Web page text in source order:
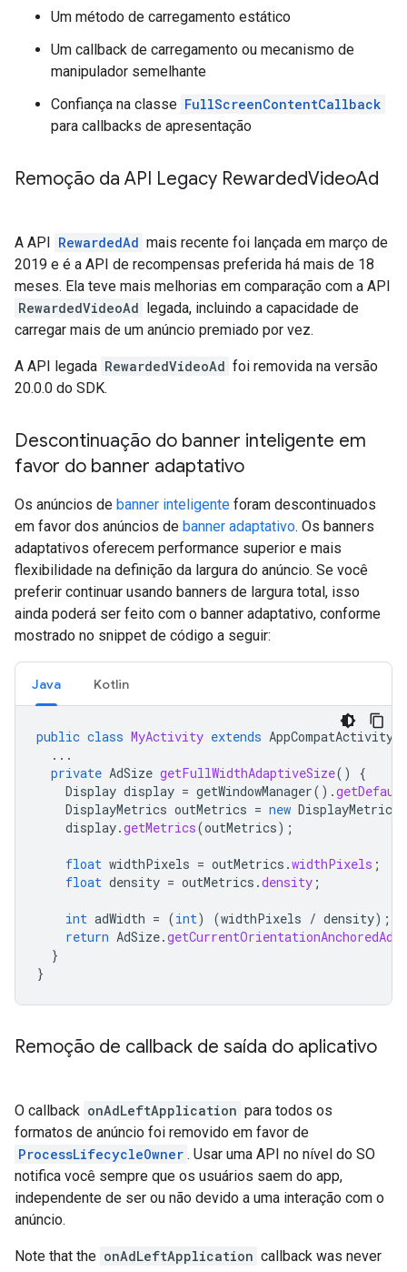
Um método de carregamento estático
Um callback de carregamento ou mecanismo de
manipulador semelhante
Confiança na classe FullScreenContentCallback
para callbacks de apresentação
Remoção da API Legacy RewardedVideoAd
A API RewardedAd mais recente foi lançada em março de
2019 e é a API de recompensas preferida há mais de 18
meses. Ela teve mais melhorias em comparação com a API
RewardedVideoAd legada, incluindo a capacidade de
carregar mais de um anúncio premiado por vez.
A API legada RewardedVideoAd foi removida na versão
20.0.0 do SDK.
Descontinuação do banner inteligente em
favor do banner adaptativo
Os anúncios de banner inteligente foram descontinuados
em favor dos anúncios de banner adaptativo. Os banners
adaptativos oferecem performance superior e mais
flexibilidade na definição da largura do anúncio. Se você
preferir continuar usando banners de largura total, isso
ainda poderá ser feito com o banner adaptativo, conforme
mostrado no snippet de código a seguir:
Java Kotlin
public class MyActivity extends AppCompatActivity
...
private AdSize getFullWidthAdaptiveSize()
{
Display display = getWindowManager().
DisplayMetrics outMetrics = new DisplayMetrics
display.getMetrics(outMetrics);
float widthPixels = outMetrics .widthPixels ;
float density = outMetrics .density ;
int adWidth = (int) (widthPixels / density);
return AdSize.
}
}
Remoção de callback de saída do aplicativo
O callback onAdLeftApplication para todos os
formatos de anúncio foi removido em favor de
ProcessLifecycleOwner . Usar uma API no nível do SO
notifica você sempre que os usuários saem do app,
independente de ser ou não devido a uma interação com o
anúncio.
Note that the onAdLeftApplication callback was never